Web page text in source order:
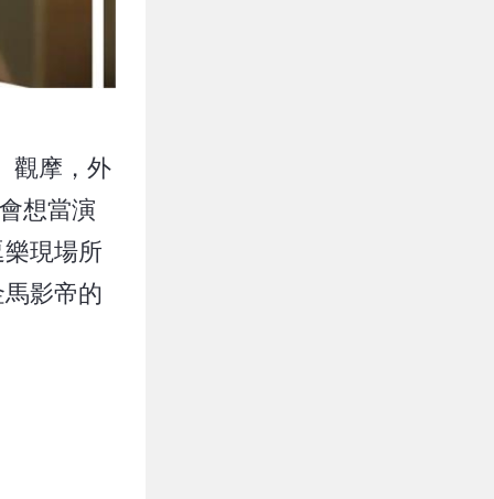
觀摩，外
想當演
現場所
影帝的